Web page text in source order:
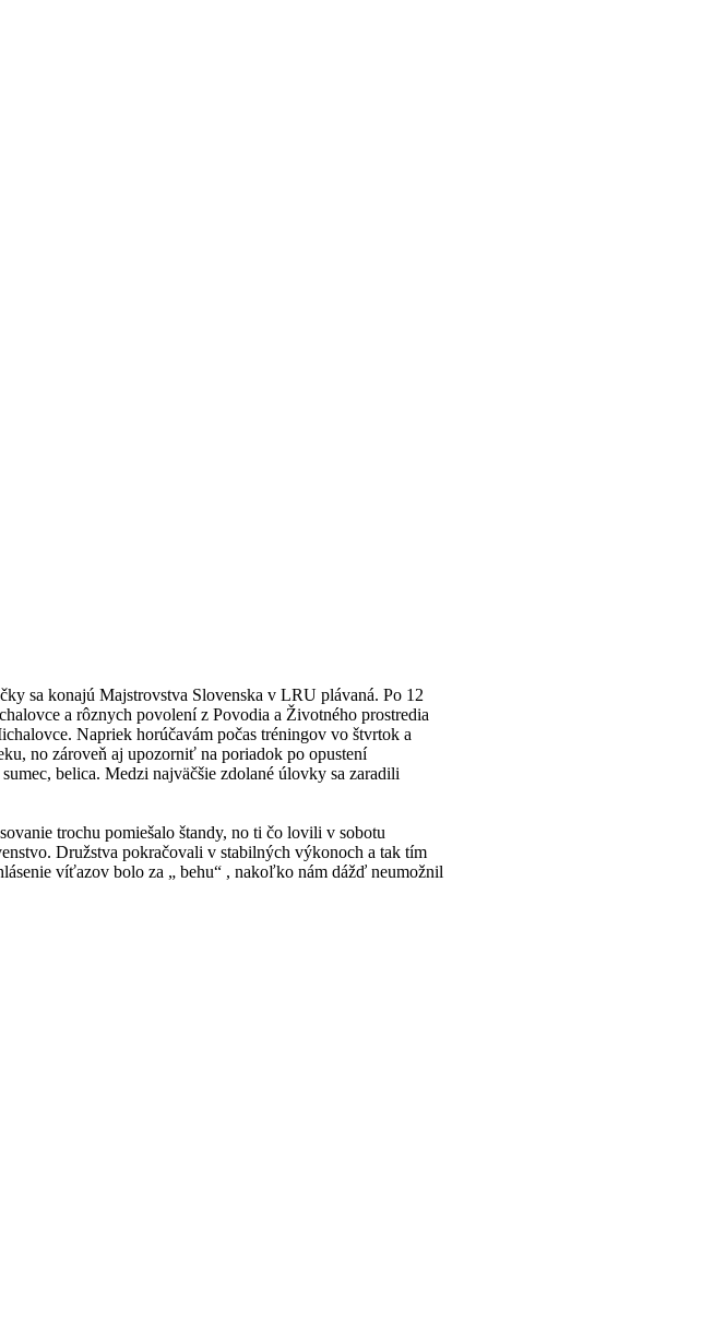
sa konajú Majstrovstva Slovenska v LRU plávaná. Po 12
a rôznych povolení z Povodia a Životného prostredia
Napriek horúčavám počas tréningov vo štvrtok a
no zároveň aj upozorniť na poriadok po opustení
belica. Medzi najväčšie zdolané úlovky sa zaradili
trochu pomiešalo štandy, no ti čo lovili v sobotu
Družstva pokračovali v stabilných výkonoch a tak tím
víťazov bolo za „ behu“ , nakoľko nám dážď neumožnil